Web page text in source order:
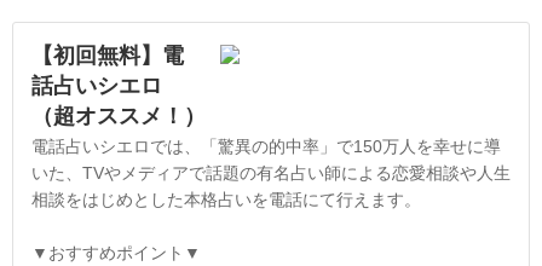
【初回無料】電
話占いシエロ
（超オススメ！）
電話占いシエロでは、「驚異の的中率」で150万人を幸せに導
いた、TVやメディアで話題の有名占い師による恋愛相談や人生
相談をはじめとした本格占いを電話にて行えます。
▼おすすめポイント▼